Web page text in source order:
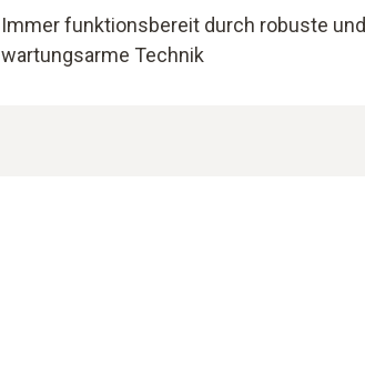
Immer funktionsbereit durch robuste und
wartungsarme Technik